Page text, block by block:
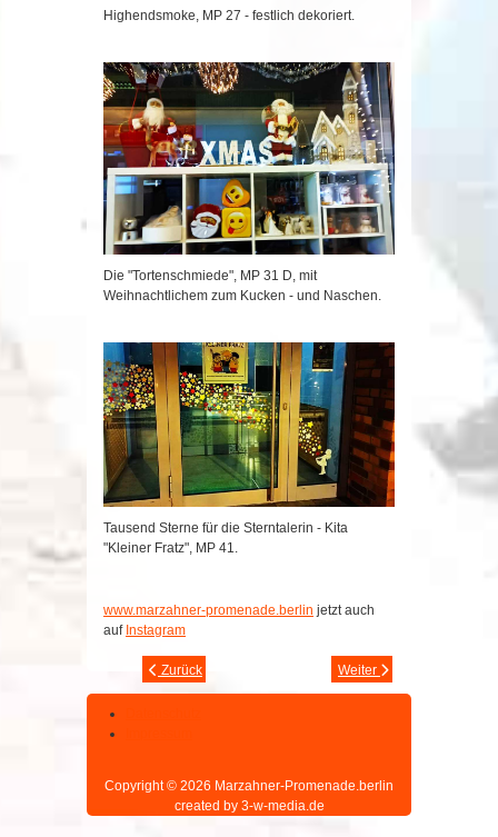
Highendsmoke, MP 27 - festlich dekoriert.
Die "Tortenschmiede", MP 31 D, mit
Weihnachtlichem zum Kucken - und Naschen.
Tausend Sterne für die Sterntalerin - Kita
"Kleiner Fratz", MP 41.
www.marzahner-promenade.berlin jetzt auch
auf Instagram
Zurück Weiter
Copyright © 2026 Marzahner-Promenade.berlin
created by 3-w-media.de